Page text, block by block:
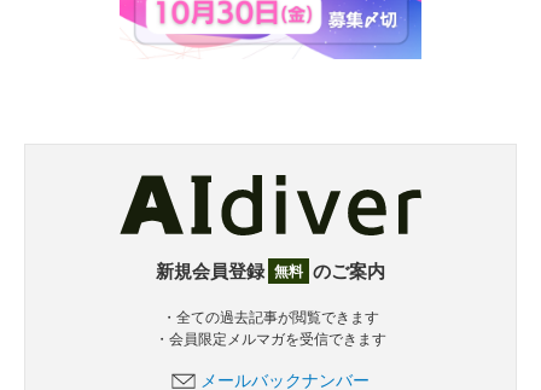
新規会員登録 無料 のご案内
・全ての過去記事が閲覧できます
・会員限定メルマガを受信できます
メールバックナンバー